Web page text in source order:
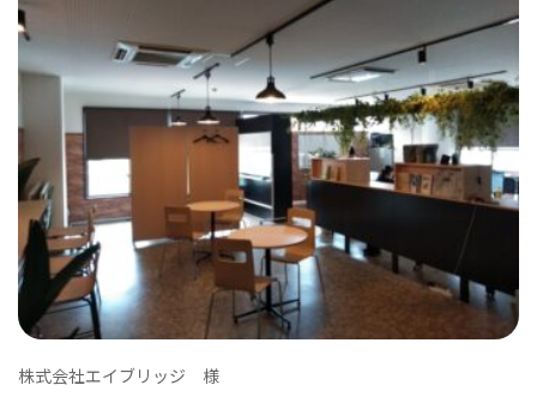
株式会社エイブリッジ 様